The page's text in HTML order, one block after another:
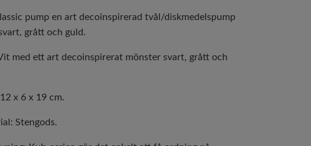
pump en art decoinspirerad tvål/diskmedelspump
grått och guld.
med ett art decoinspirerat mönster svart, grått och
x 6 x 19 cm.
Stengods.